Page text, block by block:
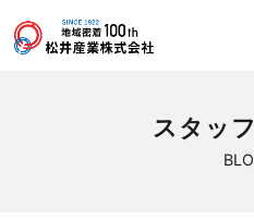
スタッ